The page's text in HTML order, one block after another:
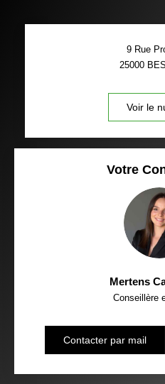
9 Rue
25000
Voir le
Votre
Mertens
Conseillère
Contacter par mail